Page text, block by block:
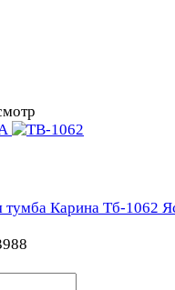
тумба Карина Тб-1062